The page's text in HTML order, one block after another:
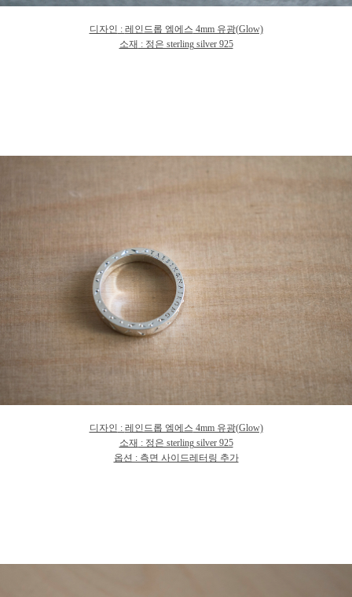
디자인 : 레인드롭 엠에스 4mm 유광(Glow)
소재 : 정은 sterling silver 925
디자인 : 레인드롭 엠에스 4mm 유광(Glow)
소재 : 정은 sterling silver 925
옵션 : 측면 사이드레터링 추가